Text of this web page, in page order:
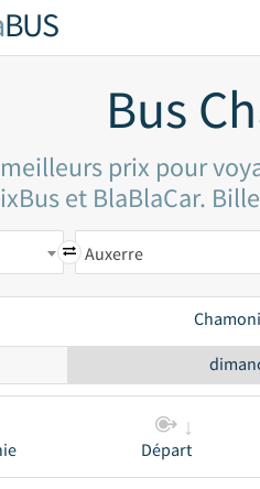
BUS
Bus
prix pour
et BlaBlaCar.
Auxerre
Départ